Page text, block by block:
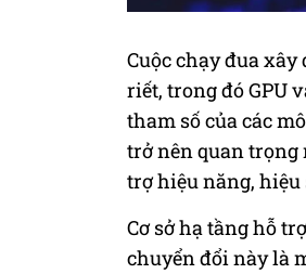
Cuộc chạy đua
riết, trong đó GPU
tham số của các
trở nên quan
trợ hiệu năng, hiệu
Cơ sở hạ tầng hỗ
chuyển đổi này là